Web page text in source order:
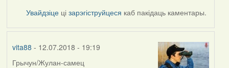
Увайдзіце цізарэгіструйцеся каб пакідаць каментары.
vita88 - 12.07.2018 - 19:19
Грычун/Жулан-самец